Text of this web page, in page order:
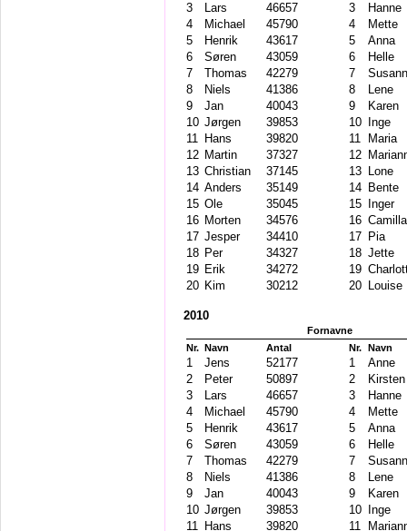
3
Lars 46657 3
Hanne
4
Michael 45790 4
Mette
5
Henrik 43617 5
Anna
6
Søren 43059 6
Helle
7
Thomas 42279 7
8
Niels 41386 8
Lene
9
Jan 40043 9
Karen
10 Jørgen 39853 10
Inge
11 Hans 39820 11
Maria
12 Martin 37327 12
13 Christian 37145 13 Lone
14 Anders 35149 14 Bente
15 Ole 35045 15
Inger
16 Morten 34576 16 Camilla
17 Jesper 34410 17 Pia
18 Per 34327 18 Jette
19 Erik 34272 19
20 Kim 30212 20 Louise
2010
Fornavne
Nr. Navn Antal Nr. Navn
1 Jens 52177 1
Anne
2
Peter 50897 2
Kirsten
3
Lars 46657 3
Hanne
4
Michael 45790 4
Mette
5
Henrik 43617 5
Anna
6
Søren 43059 6
Helle
7
Thomas 42279 7
8
Niels 41386 8
Lene
9
Jan 40043 9
Karen
10 Jørgen 39853 10
Inge
11 Hans 39820 11